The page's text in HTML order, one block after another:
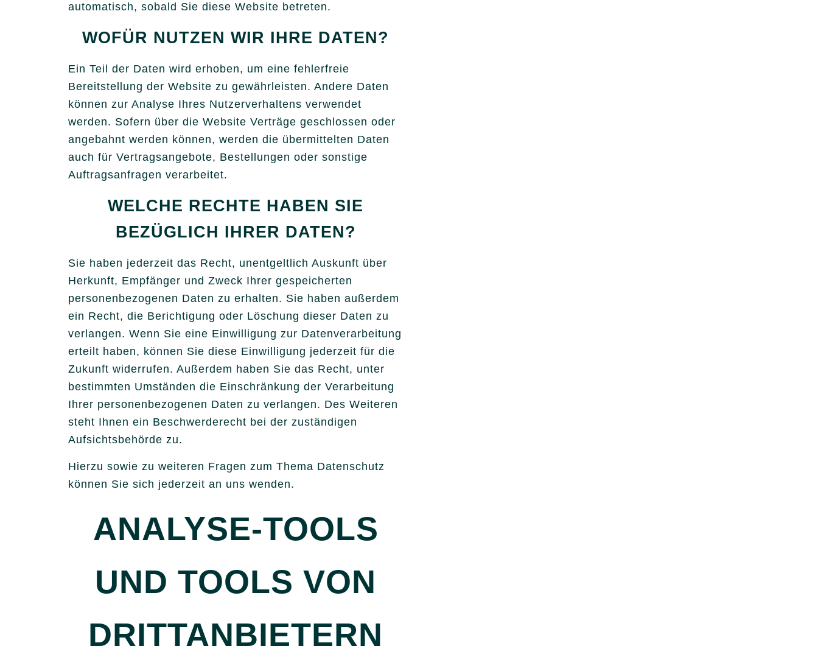
automatisch, sobald Sie diese Website betreten.
WOFÜR NUTZEN WIR IHRE DATEN?
Ein Teil der Daten wird erhoben, um eine fehlerfreie
Bereitstellung der Website zu gewährleisten. Andere Daten
können zur Analyse Ihres Nutzerverhaltens verwendet
werden. Sofern über die Website Verträge geschlossen oder
angebahnt werden können, werden die übermittelten Daten
auch für Vertragsangebote, Bestellungen oder sonstige
Auftragsanfragen verarbeitet.
WELCHE RECHTE HABEN SIE
BEZÜGLICH IHRER DATEN?
Sie haben jederzeit das Recht, unentgeltlich Auskunft über
Herkunft, Empfänger und Zweck Ihrer gespeicherten
personenbezogenen Daten zu erhalten. Sie haben außerdem
ein Recht, die Berichtigung oder Löschung dieser Daten zu
verlangen. Wenn Sie eine Einwilligung zur Datenverarbeitung
erteilt haben, können Sie diese Einwilligung jederzeit für die
Zukunft widerrufen. Außerdem haben Sie das Recht, unter
bestimmten Umständen die Einschränkung der Verarbeitung
Ihrer personenbezogenen Daten zu verlangen. Des Weiteren
steht Ihnen ein Beschwerderecht bei der zuständigen
Aufsichtsbehörde zu.
Hierzu sowie zu weiteren Fragen zum Thema Datenschutz
können Sie sich jederzeit an uns wenden.
ANALYSE-TOOLS
UND TOOLS VON
DRITT­ANBIETERN